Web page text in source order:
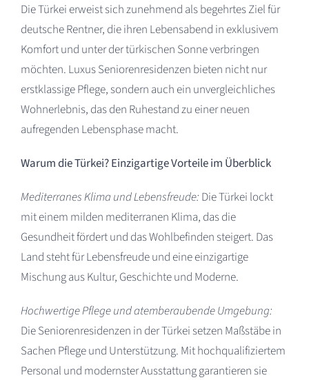
Die Türkei erweist sich zunehmend als begehrtes Ziel für
deutsche Rentner, die ihren Lebensabend in exklusivem
Komfort und unter der türkischen Sonne verbringen
möchten. Luxus Seniorenresidenzen bieten nicht nur
erstklassige Pflege, sondern auch ein unvergleichliches
Wohnerlebnis, das den Ruhestand zu einer neuen
aufregenden Lebensphase macht.
Warum die Türkei? Einzigartige Vorteile im Überblick
Mediterranes Klima und Lebensfreude: Die Türkei lockt
mit einem milden mediterranen Klima, das die
Gesundheit fördert und das Wohlbefinden steigert. Das
Land steht für Lebensfreude und eine einzigartige
Mischung aus Kultur, Geschichte und Moderne.
Hochwertige Pflege und atemberaubende Umgebung:
Die Seniorenresidenzen in der Türkei setzen Maßstäbe in
Sachen Pflege und Unterstützung. Mit hochqualifiziertem
Personal und modernster Ausstattung garantieren sie